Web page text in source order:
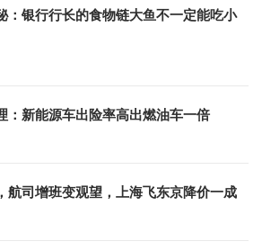
：银行行长的食物链大鱼不一定能吃小
：新能源车出险率高出燃油车一倍
航司增班变观望，上海飞东京降价一成